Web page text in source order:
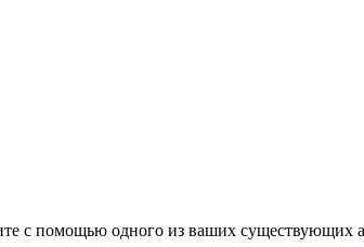
с помощью одного из ваших существующих